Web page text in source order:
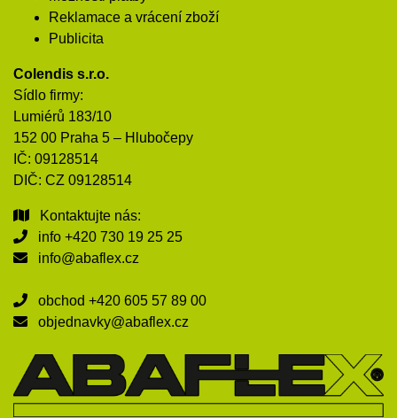
Reklamace a vrácení zboží
Publicita
Colendis s.r.o.
Sídlo firmy:
Lumiérů 183/10
152 00 Praha 5 – Hlubočepy
IČ: 09128514
DIČ: CZ 09128514
Kontaktujte nás:
info +420 730 19 25 25
info@abaflex.cz
obchod +420 605 57 89 00
objednavky@abaflex.cz